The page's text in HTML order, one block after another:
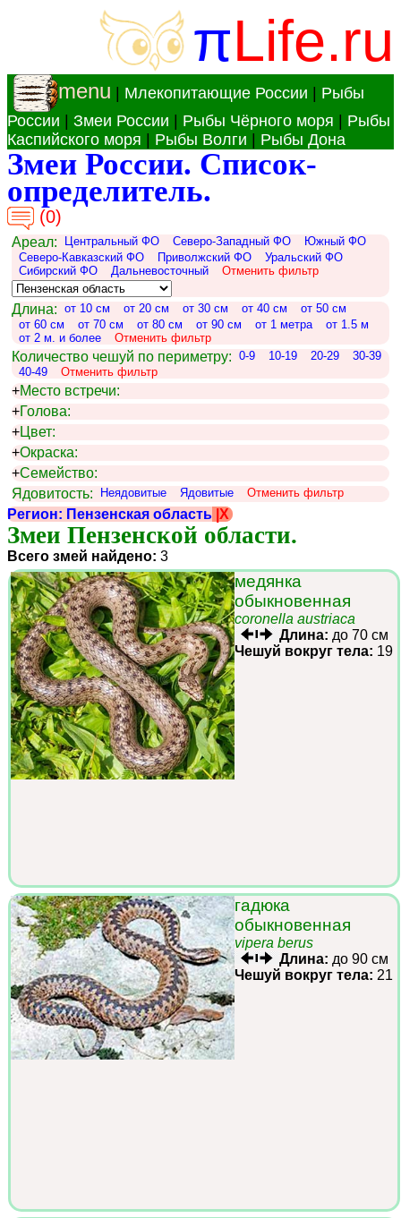
πLife.ru
menu Млекопитающие России
Рыбы
России
Змеи России Рыбы Чёрного моря
Рыбы
Каспийского моря
Рыбы Волги Рыбы Дона
Змеи России. Список-
определитель.
(0)
Ареал: Центральный ФО Северо-Западный ФО
Южный ФО
Северо-Кавказский ФО
Приволжский ФО
Уральский ФО
Сибирский ФО
Дальневосточный Отменить фильтр
Длина: от 10 см от 20 см от 30 см от 40 см
от 50 см
от 60 см
от 70 см от 80 см от 90 см от 1 метра
от 1.5 м
от 2 м. и более
Отменить фильтр
Количество чешуй по периметру: 0-9 10-19 20-29
30-39
40-49
Отменить фильтр
+Место встречи:
+Голова:
+Цвет:
+Окраска:
+Семейство:
Ядовитость:
Неядовитые Ядовитые Отменить фильтр
Регион: Пензенская область |X
Змеи Пензенской области.
Всего змей найдено: 3
медянка
обыкновенная
coronella austriaca
Длина: до 70 см
Чешуй вокруг тела: 19
гадюка
обыкновенная
vipera berus
Длина: до 90 см
Чешуй вокруг тела: 21